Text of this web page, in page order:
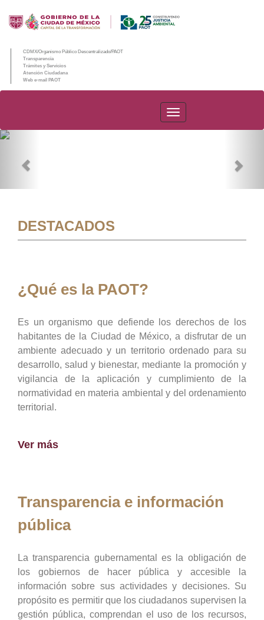
CDMX/Organismo Público Descentralizado/PAOT
Transparencia
Trámites y Servicios
Atención Ciudadana
Web e-mail PAOT
PAOT
DESTACADOS
¿Qué es la PAOT?
Es un organismo que defiende los derechos de los
habitantes de la Ciudad de México, a disfrutar de un
ambiente adecuado y un territorio ordenado para su
desarrollo, salud y bienestar, mediante la promoción y
vigilancia de la aplicación y cumplimiento de la
normatividad en materia ambiental y del ordenamiento
territorial.
Ver más
Transparencia e información
pública
La transparencia gubernamental es la obligación de
los gobiernos de hacer pública y accesible la
información sobre sus actividades y decisiones. Su
propósito es permitir que los ciudadanos supervisen la
gestión pública, comprendan el uso de los recursos,